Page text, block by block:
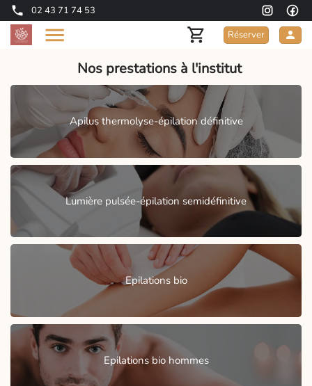
02 43 71 74 53
Réserver
Nos prestations à l'institut
Apilus thermolyse-épilation définitive
Lumière pulsée-épilation semidéfinitive
Epilations bio
Epilations bio hommes